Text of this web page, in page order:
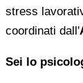
stress
coordinati dall'
Sei lo